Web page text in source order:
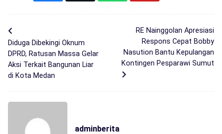
Diduga Dibekingi Oknum
DPRD, Ratusan Massa Gelar
Aksi Terkait Bangunan Liar
di Kota Medan
RE Nainggolan Apresiasi
Respons Cepat Bobby
Nasution Bantu Kepulangan
Kontingen Pesparawi Sumut
adminberita